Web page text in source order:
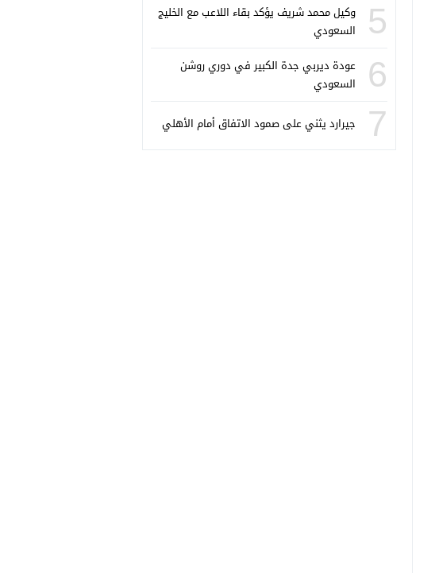
5
وكيل محمد شريف يؤكد بقاء اللاعب مع الخليج
السعودي
6
عودة ديربي جدة الكبير في دوري روشن
السعودي
7 جيرارد يثني على صمود الاتفاق أمام الأهلي